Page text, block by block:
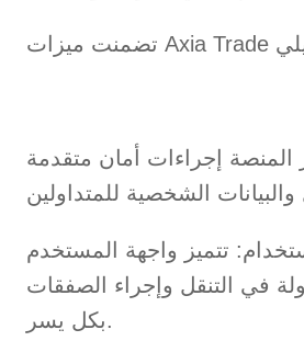
المنصة إجراءات أمان متقدمة
تتميز واجهة المستخدم
في التنقل وإجراء الصفقات
بكل يسر.